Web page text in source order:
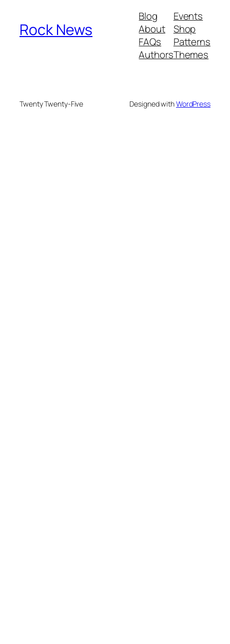
Rock News
Blog
About
FAQs
Authors
Events
Shop
Patterns
Themes
Twenty Twenty-Five Designed withWordPress